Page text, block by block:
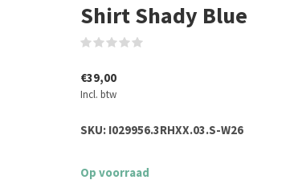
Shirt Shady Blue
€39,00
Incl. btw
SKU: I029956.3RHXX.03.S-W26
Op voorraad